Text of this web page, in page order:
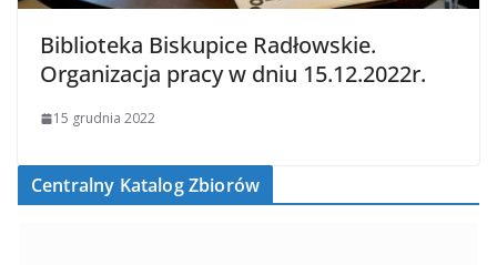
Biblioteka Biskupice Radłowskie.
Organizacja pracy w dniu 15.12.2022r.
15 grudnia 2022
Centralny Katalog Zbiorów